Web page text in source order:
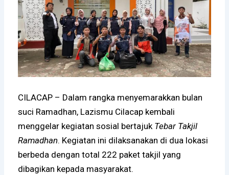
CILACAP – Dalam rangka menyemarakkan bulan
suci Ramadhan, Lazismu Cilacap kembali
menggelar kegiatan sosial bertajuk Tebar Takjil
Ramadhan. Kegiatan ini dilaksanakan di dua lokasi
berbeda dengan total 222 paket takjil yang
dibagikan kepada masyarakat.